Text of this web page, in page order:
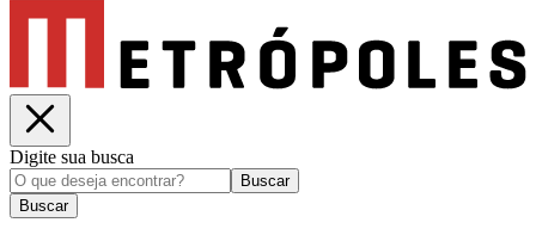
Digite sua busca
Buscar
Buscar